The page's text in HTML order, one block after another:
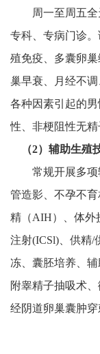
周一至周五
专科、专病门诊
殖免疫、多囊卵
巢早衰、月经不
各种因素引起的
性、非梗阻性无精
（2）辅助生殖
常规开展多
管造影、不孕不
精（AIH）、体外
注射(ICSl)、供精/
冻、囊胚培养、
附睾精子抽吸术
经阴道卵巢囊肿穿